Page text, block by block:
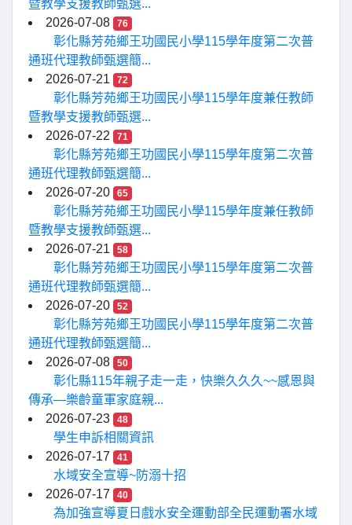
暨教學支援教師甄選...
2026-07-08
76
彰化縣芳苑鄉王功國民小學115學年度第二次普
通班代理教師甄選簡...
2026-07-21
72
彰化縣芳苑鄉王功國民小學115學年度兼任教師
暨教學支援教師甄選...
2026-07-22
71
彰化縣芳苑鄉王功國民小學115學年度第二次普
通班代理教師甄選簡...
2026-07-20
65
彰化縣芳苑鄉王功國民小學115學年度兼任教師
暨教學支援教師甄選...
2026-07-21
58
彰化縣芳苑鄉王功國民小學115學年度第二次普
通班代理教師甄選簡...
2026-07-20
52
彰化縣芳苑鄉王功國民小學115學年度第二次普
通班代理教師甄選簡...
2026-07-08
50
彰化縣115年親子走一走，快樂久久久~~感恩與
傳承—樂齡童軍家庭親...
2026-07-23
48
學生申訴相關資訊
2026-07-17
41
水域安全宣導~防溺十招
2026-07-17
40
為加強宣導夏日戲水安全運動部全民運動署水域